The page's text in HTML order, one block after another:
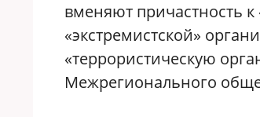
вменяют причастность к
«экстремистской»
«террористическую
Межрегионального